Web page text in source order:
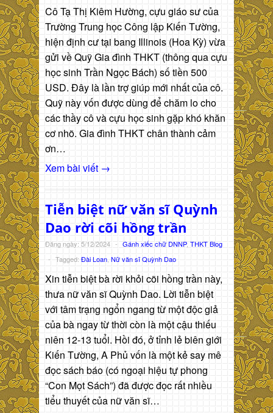
Cô Tạ Thị Kiêm Hường, cựu giáo sư của
Trường Trung học Công lập Kiến Tường,
hiện định cư tại bang Illinois (Hoa Kỳ) vừa
gửi về Quỹ Gia đình THKT (thông qua cựu
học sinh Trần Ngọc Bách) số tiền 500
USD. Đây là lần trợ giúp mới nhất của cô.
Quỹ này vốn được dùng để chăm lo cho
các thầy cô và cựu học sinh gặp khó khăn
cơ nhõ. Gia đình THKT chân thành cảm
ơn…
Xem bài viết →
Tiễn biệt nữ văn sĩ Quỳnh
Dao rời cõi hồng trần
Đăng ngày: 5/12/2024 - Gánh xiếc chữ DNNP, THKT Blog
- Tagged: Đài Loan Nữ văn sĩ Quỳnh Dao
Xin tiễn biệt bà rời khỏi cõi hồng trần này,
thưa nữ văn sĩ Quỳnh Dao. Lời tiễn biệt
với tâm trạng ngổn ngang từ một độc giả
của bà ngay từ thời còn là một cậu thiếu
niên 12-13 tuổi. Hồi đó, ở tỉnh lẻ biên giới
Kiến Tường, A Phủ vốn là một kẻ say mê
đọc sách báo (có ngoại hiệu tự phong
“Con Mọt Sách”) đã được đọc rất nhiều
tiểu thuyết của nữ văn sĩ…